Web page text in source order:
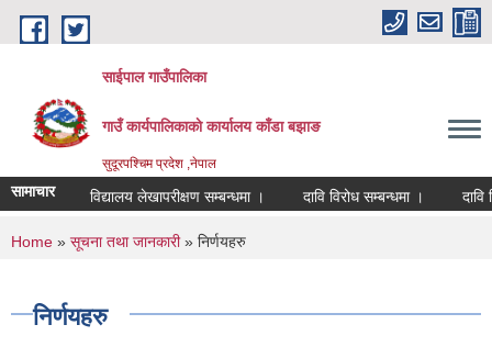
Skip to main content
साईपाल गाउँपालिका
गाउँ कार्यपालिकाकाे कार्यालय काँडा बझाङ
सुदूरपश्चिम प्रदेश ,नेपाल
सामाचार विद्यालय लेखापरीक्षण सम्बन्धमा । दावि विरोध सम्बन्धमा । दावि
You are here
Home » सूचना तथा जानकारी» निर्णयहरु
निर्णयहरु